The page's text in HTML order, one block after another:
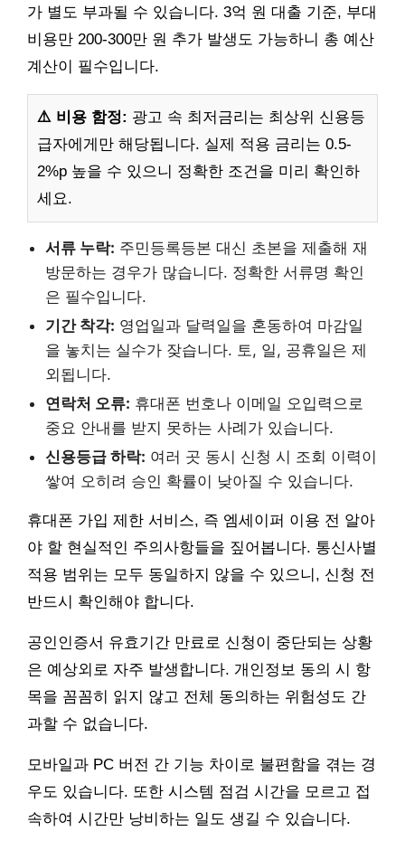
가 별도 부과될 수 있습니다. 3억 원 대출 기준, 부대
비용만 200-300만 원 추가 발생도 가능하니 총 예산
계산이 필수입니다.
⚠️ 비용 함정: 광고 속 최저금리는 최상위 신용등
급자에게만 해당됩니다. 실제 적용 금리는 0.5-
2%p 높을 수 있으니 정확한 조건을 미리 확인하
세요.
서류 누락: 주민등록등본 대신 초본을 제출해 재
방문하는 경우가 많습니다. 정확한 서류명 확인
은 필수입니다.
기간 착각: 영업일과 달력일을 혼동하여 마감일
을 놓치는 실수가 잦습니다. 토, 일, 공휴일은 제
외됩니다.
연락처 오류: 휴대폰 번호나 이메일 오입력으로
중요 안내를 받지 못하는 사례가 있습니다.
신용등급 하락: 여러 곳 동시 신청 시 조회 이력이
쌓여 오히려 승인 확률이 낮아질 수 있습니다.
휴대폰 가입 제한 서비스, 즉 엠세이퍼 이용 전 알아
야 할 현실적인 주의사항들을 짚어봅니다. 통신사별
적용 범위는 모두 동일하지 않을 수 있으니, 신청 전
반드시 확인해야 합니다.
공인인증서 유효기간 만료로 신청이 중단되는 상황
은 예상외로 자주 발생합니다. 개인정보 동의 시 항
목을 꼼꼼히 읽지 않고 전체 동의하는 위험성도 간
과할 수 없습니다.
모바일과 PC 버전 간 기능 차이로 불편함을 겪는 경
우도 있습니다. 또한 시스템 점검 시간을 모르고 접
속하여 시간만 낭비하는 일도 생길 수 있습니다.